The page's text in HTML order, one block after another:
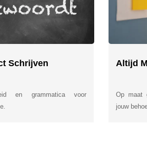
Schrijven
en grammatica voor
Altijd
Op maat
jouw